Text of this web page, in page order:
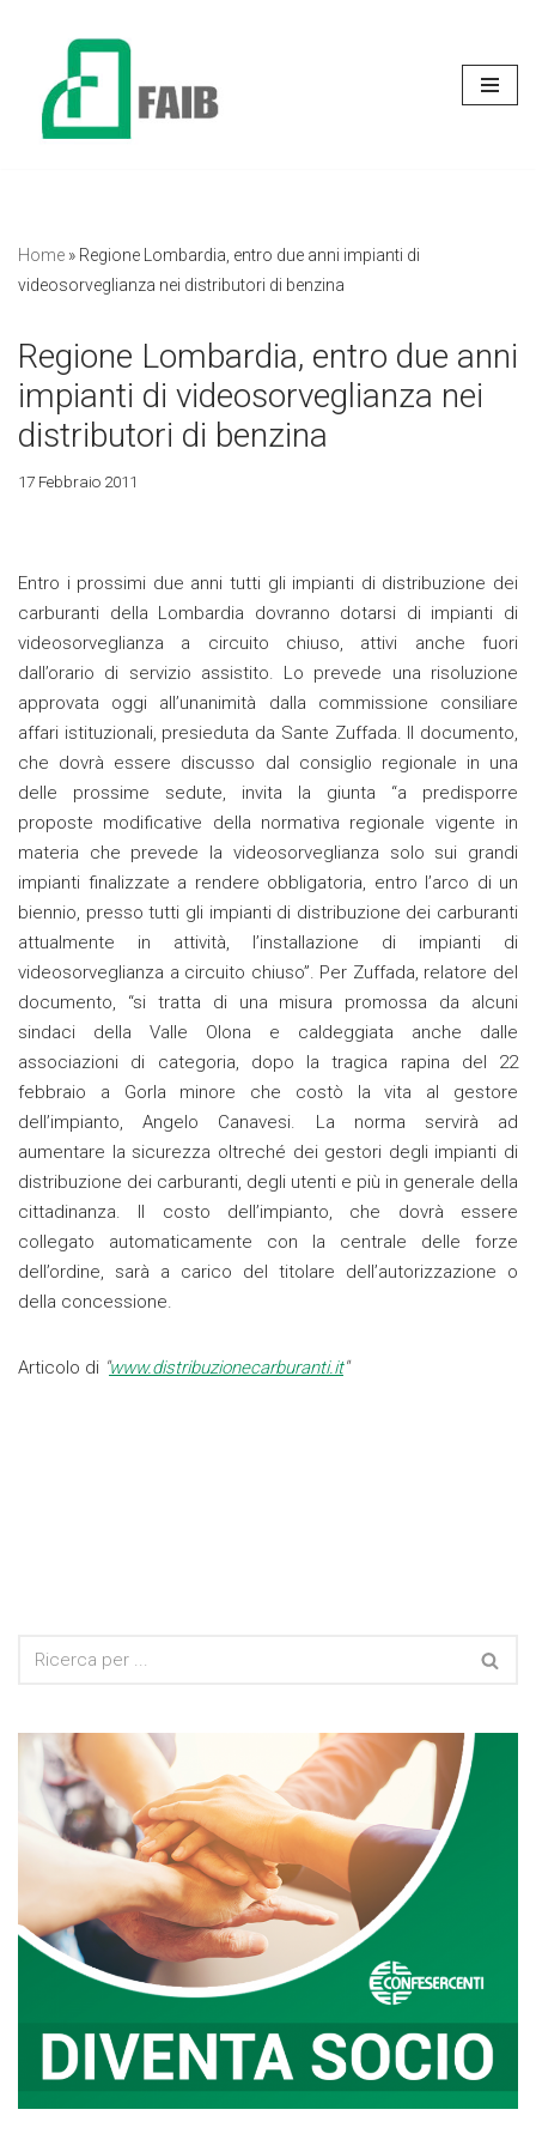
contenuto
Home » Regione Lombardia, entro due anni impianti di
videosorveglianza nei distributori di benzina
Regione Lombardia, entro due anni
impianti di videosorveglianza nei
distributori di benzina
17 Febbraio 2011
Entro i prossimi due anni tutti gli impianti di distribuzione dei
carburanti della Lombardia dovranno dotarsi di impianti di
videosorveglianza a circuito chiuso, attivi anche fuori
dall’orario di servizio assistito. Lo prevede una risoluzione
approvata oggi all’unanimità dalla commissione consiliare
affari istituzionali, presieduta da Sante Zuffada. Il documento,
che dovrà essere discusso dal consiglio regionale in una
delle prossime sedute, invita la giunta “a predisporre
proposte modificative della normativa regionale vigente in
materia che prevede la videosorveglianza solo sui grandi
impianti finalizzate a rendere obbligatoria, entro l’arco di un
biennio, presso tutti gli impianti di distribuzione dei carburanti
attualmente in attività, l’installazione di impianti di
videosorveglianza a circuito chiuso”. Per Zuffada, relatore del
documento, “si tratta di una misura promossa da alcuni
sindaci della Valle Olona e caldeggiata anche dalle
associazioni di categoria, dopo la tragica rapina del 22
febbraio a Gorla minore che costò la vita al gestore
dell’impianto, Angelo Canavesi. La norma servirà ad
aumentare la sicurezza oltreché dei gestori degli impianti di
distribuzione dei carburanti, degli utenti e più in generale della
cittadinanza. Il costo dell’impianto, che dovrà essere
collegato automaticamente con la centrale delle forze
dell’ordine, sarà a carico del titolare dell’autorizzazione o
della concessione.
Articolo di "www.distribuzionecarburanti.it"